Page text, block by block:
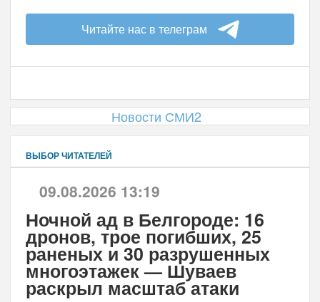
Читайте нас в телеграм
Новости СМИ2
ВЫБОР ЧИТАТЕЛЕЙ
09.08.2026 13:19
Ночной ад в Белгороде: 16
дронов, трое погибших, 25
раненых и 30 разрушенных
многоэтажек — Шуваев
раскрыл масштаб атаки